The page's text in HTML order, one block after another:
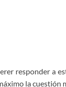
responder a
la cuestión